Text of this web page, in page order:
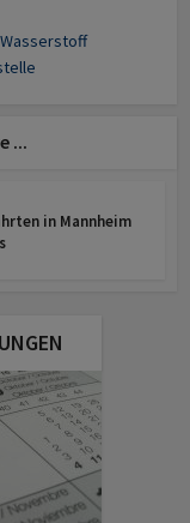
Wasserstoff
...
in Mannheim